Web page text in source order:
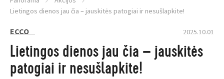
Lietingos dienos jau čia – jauskitės patogiai ir nesušlapkite!
ECCO 2025.10.01
Lietingos dienos jau čia – jauskitės
patogiai ir nesušlapkite!